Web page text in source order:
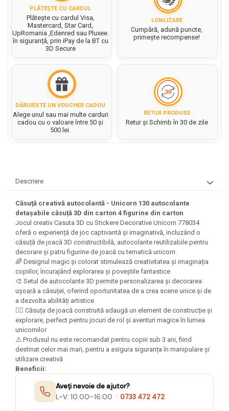
Rigle, echere si raportor
plastic
Sticle, caserole, pusculite,
Etichete scolare
Stickere scolare
Seturi scolare
Plastilina, Planseta plastilina
Carnetele notite copii
Jurnale cu cheita, lacat,
magnet
Pasta modelatoare
Harti de perete
Creta scolara
Glob Pamantesc Scolar
Materiale Didactice
Instrumente geometrie pentru
tabla scolara
Tablite de desenat magnetice
Sugativa
Articole papetarie pentru copii
Abtibilduri, Stickere Christmas
Articole de Papetarie Craciun
Baloane de Craciun si An Nou
Banda autoadeziva/ Stickere
Bannere, Semne Craciun
Bile/ Conuri/ Globuri din Polistiren
Braduti/ Stelute/ Accesorii impodobit
Carton Decor/ Hartie decor Craciun
Casute Craciun
Coronite/ Inele polistiren
Cutii, Sacose, Pungi, Ambalaje
Decoratiuni Craciun
Diverse Articole de Craciun
Felicitari Craciun
Figurine, Ornamente Pasla /Lemn/
Moos
Fundite, Panglici , Benzi Craciun
Globuri din plastic
Hartie Ambalaj Christmas
idei de Cadouri Craciun
Jucarii Craciun
Lumanari tort, Confetti
Muschi decor
Perforatoare/ Sabloane cu forme de
Craciun
Sclipici/ Lipici cu sclipici/ Paiete
Hartie tip pergament
Indigo
Rezerve caiet mecanic
Sacose hartie si textil
Set hartie Colorata mix
Masini si Echipamente
Instrumente, Echipamente, Accesorii
Perforatoare Forme Decorative
Margele din Lemn
Margele din plastic/ sticla
Margele Fuzibile
Paiete, Strasuri si Pietricele
Animale/ Insecte
Decoratiuni din polistiren
Decoratiuni Diverse
Decoratiuni Fetru
Decoratiuni Moosgummi
Decoratiuni Papier Mache
Nasturi
Idei Creative
PLĂTEȘTE CU CARDUL
Plătește cu cardul Visa,
Mastercard, Star Card,
UpRomania ,Edenred sau Pluxee.
în siguranță, prin iPay de la BT cu
3D Secure
LOIALIZARE
Cumpără, adună puncte,
primește recompense!
DĂRUIESTE UN VOUCHER CADOU
Alege unul sau mai multe carduri
cadou cu o valoare între 50 și
500 lei.
RETUR PRODUSE
Retur și Schimb în 30 de zile
Descriere
Căsuță creativă autocolantă - Unicorn 130 autocolante
detașabile căsuță 3D din carton 4 figurine din carton
Jocul creativ Casuta 3D cu Stickere Decorative Unicorn 778034
oferă o experiență de joc captivantă și imaginativă, incluzând o
căsuță de joacă 3D constructibilă, autocolante reutilizabile pentru
decorare și patru figurine de joacă cu tematică unicorn.
🌈 Designul magic și colorat stimulează creativitatea și imaginația
copiilor, încurajând explorarea și poveștile fantastice
🎨 Setul de autocolante 3D permite personalizarea și decorarea
ușoară a căsuței, oferind oportunitatea de a crea scene unice și de
a dezvolta abilități artistice
🧚‍♀️ Căsuța de joacă construită adaugă un element de construcție și
explorare, perfect pentru jocuri de rol și aventuri magice în lumea
unicornilor
⚠️ Produsul nu este recomandat pentru copiii sub 3 ani, fiind
destinat celor mai mari, pentru a asigura siguranța în manipulare și
utilizare creativă
Beneficii:
Aveți nevoie de ajutor?
L–V: 10:00–16:00 · 0733 472 472